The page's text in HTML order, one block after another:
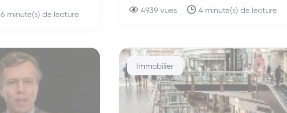
6 minute(s) de lecture 4939 vues 4 minute(s) de lecture
Immobilier